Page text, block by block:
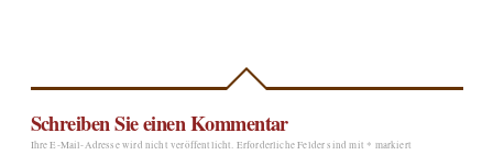
Schreiben Sie einen Kommentar
Ihre E-Mail-Adresse wird nicht veröffentlicht. Erforderliche Felder sind mit * markiert